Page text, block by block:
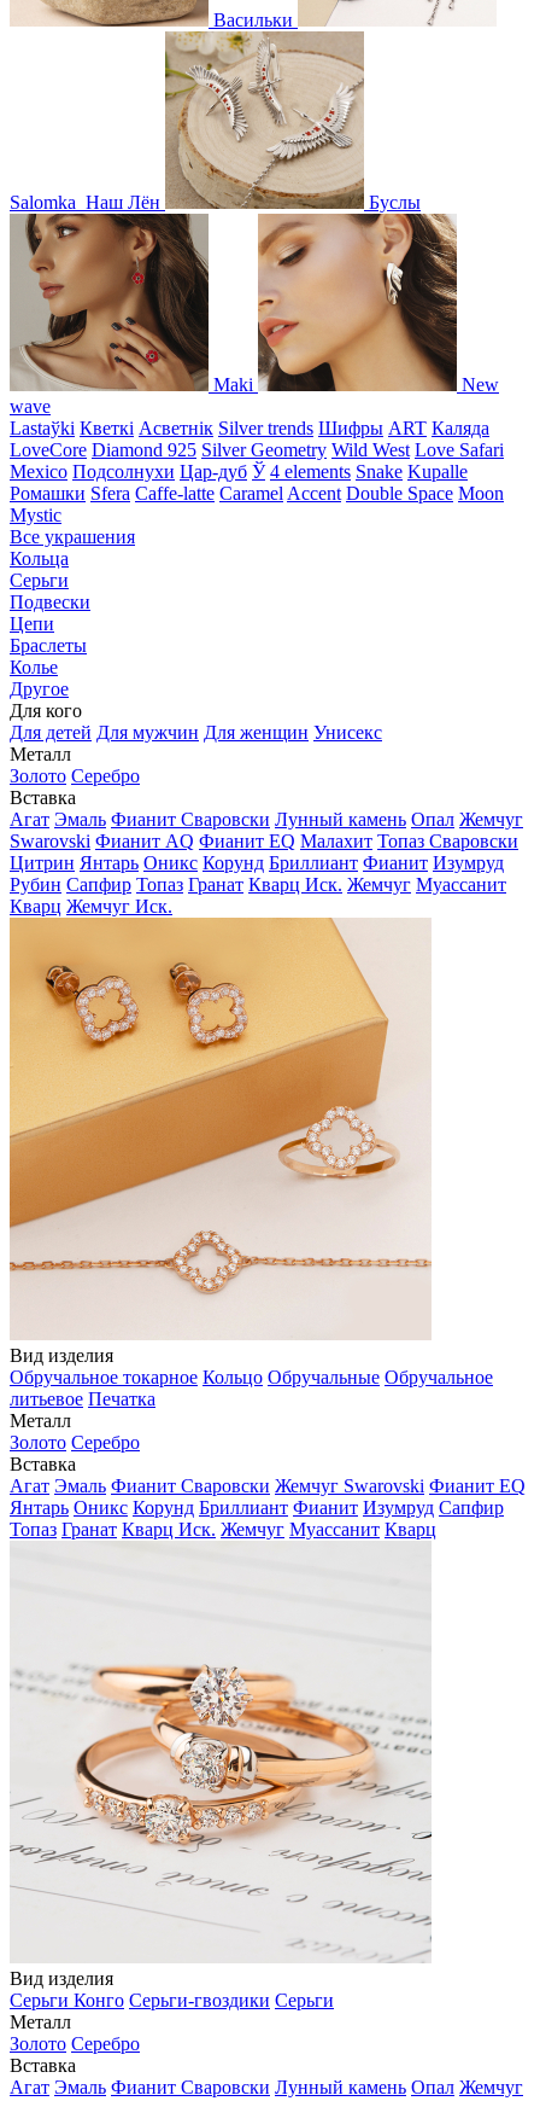
Васильки
Salomka Наш Лён Буслы
Maki
New
wave
Lastaўki Кветкі Асветнiк Silver trends Шифры ART Каляда
LoveCore Diamond 925 Silver Geometry Wild West Love Safari
Mexico Подсолнухи Цар-дуб Ў 4 elements Snake Kupalle
Ромашки Sfera Caffe-latte Caramel Accent Double Space Moon
Mystic
Все украшения
Кольца
Серьги
Подвески
Цепи
Браслеты
Колье
Другое
Для кого
Для детей Для мужчин Для женщин Унисекс
Металл
Золото Серебро
Вставка
Агат Эмаль Фианит Сваровски Лунный камень Опал Жемчуг
Swarovski Фианит AQ Фианит EQ Малахит Топаз Сваровски
Цитрин Янтарь Оникс Корунд Бриллиант Фианит Изумруд
Рубин Сапфир Топаз Гранат Кварц Иск. Жемчуг Муассанит
Кварц Жемчуг Иск.
Вид изделия
Обручальное токарное Кольцо Обручальные Обручальное
литьевое Печатка
Металл
Золото Серебро
Вставка
Агат Эмаль Фианит Сваровски Жемчуг Swarovski Фианит EQ
Янтарь Оникс Корунд Бриллиант Фианит Изумруд Сапфир
Топаз Гранат Кварц Иск. Жемчуг Муассанит Кварц
Вид изделия
Серьги Конго Серьги-гвоздики Серьги
Металл
Золото Серебро
Вставка
Агат Эмаль Фианит Сваровски Лунный камень Опал Жемчуг